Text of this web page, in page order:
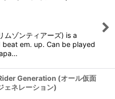
ムゾンティアーズ) is a
em. up. Can be played
Generation (オール仮面
ェネレーション)